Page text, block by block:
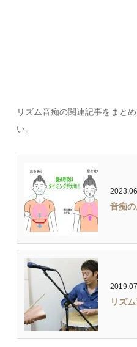
リズム音痴の関連記事をまと
い。
音痴
リズ